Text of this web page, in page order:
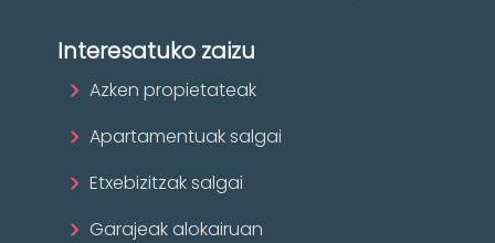
Interesatuko zaizu
Azken propietateak
Apartamentuak salgai
Etxebizitzak salgai
Garajeak alokairuan